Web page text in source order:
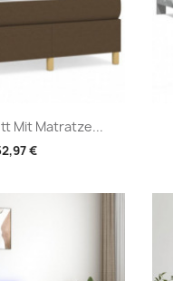
Mit Matratze...
€